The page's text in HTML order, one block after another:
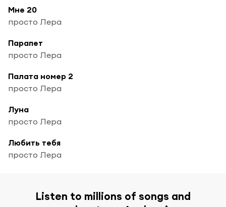
Мне 20
просто Лера
Парапет
просто Лера
Палата номер 2
просто Лера
Луна
просто Лера
Любить тебя
просто Лера
Listen to millions of songs and